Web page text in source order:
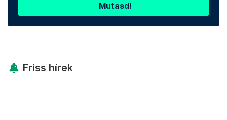
Mutasd!
Friss hírek